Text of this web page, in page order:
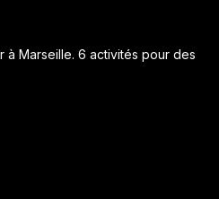
Marseille. 6 activités pour des